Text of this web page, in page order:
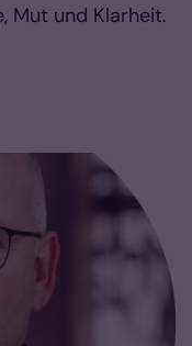
Mut und Klarheit.